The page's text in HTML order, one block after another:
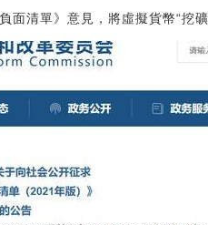
清單》意見，將虛擬貨幣“挖